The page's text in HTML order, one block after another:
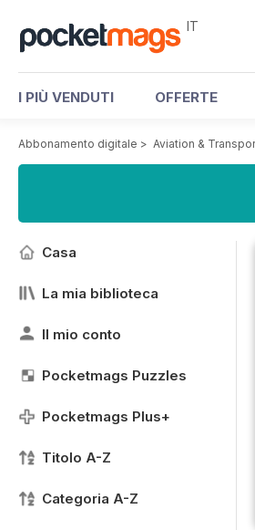
IT
I PIÙ VENDUTI OFFERTE
Abbonamento digitale > Aviation &
Casa
La mia biblioteca
Il mio conto
Pocketmags Puzzles
Pocketmags Plus+
Titolo A-Z
Categoria A-Z